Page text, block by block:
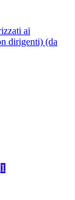
ai
dirigenti) (da
1